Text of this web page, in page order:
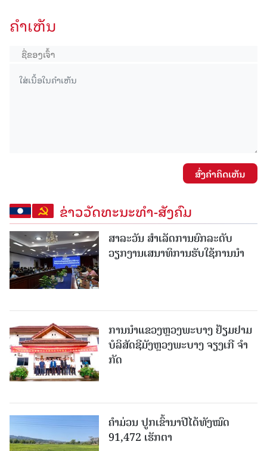
ຄໍາເຫັນ
ສົ່ງຄໍາຄິດເຫັນ
ຂ່າວວັດທະນະທຳ-ສັງຄົມ
ສາລະວັນ ສໍາເລັດການຍົກລະດັບ
ວຽກງານເສນາທິການຮັບໃຊ້ການນໍາ
ການນຳແຂວງຫຼວງພະບາງ ຢ້ຽມ​ຢາມ
ບໍ​ລິ​ສັດຊີມັງຫຼວງພະບາງ ຈຽງເກີ ຈໍາ
ກັດ
ຄໍາມ່ວນ ປູກເຂົ້ານາປີໄດ້ທັງໝົດ
91,472 ເຮັກຕາ